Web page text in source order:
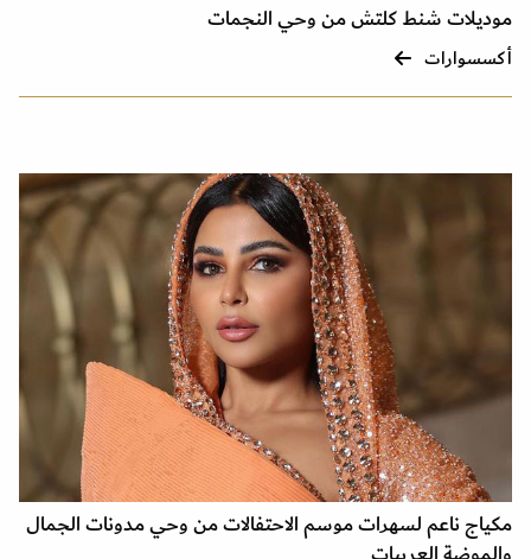
موديلات شنط كلتش من وحي النجمات
أكسسوارات
مكياج ناعم لسهرات موسم الاحتفالات من وحي مدونات الجمال